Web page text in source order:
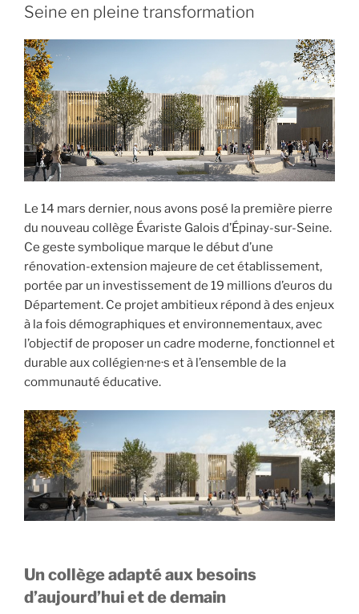
Seine en pleine transformation
Le 14 mars dernier, nous avons posé la première pierre
du nouveau collège Évariste Galois d’Épinay-sur-Seine.
Ce geste symbolique marque le début d’une
rénovation-extension majeure de cet établissement,
portée par un investissement de 19 millions d’euros du
Département. Ce projet ambitieux répond à des enjeux
à la fois démographiques et environnementaux, avec
l’objectif de proposer un cadre moderne, fonctionnel et
durable aux collégien·ne·s et à l’ensemble de la
communauté éducative.
Un collège adapté aux besoins
d’aujourd’hui et de demain